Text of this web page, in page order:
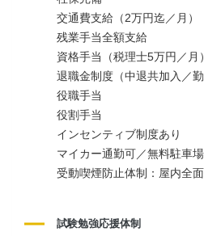
交通費支給（2万円迄／月）
残業手当全額支給
資格手当（税理士5万円／月）
退職金制度（中退共加入／勤
役職手当
役割手当
インセンティブ制度あり
マイカー通勤可／無料駐車
受動喫煙防止体制：屋内全
試験勉強応援体制